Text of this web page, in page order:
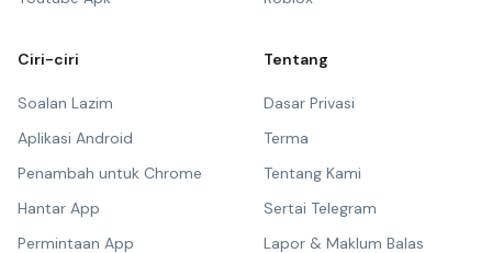
Ciri-ciri
Soalan Lazim
Aplikasi Android
Penambah untuk Chrome
Hantar App
Permintaan App
Tentang
Dasar Privasi
Terma
Tentang Kami
Sertai Telegram
Lapor & Maklum Balas